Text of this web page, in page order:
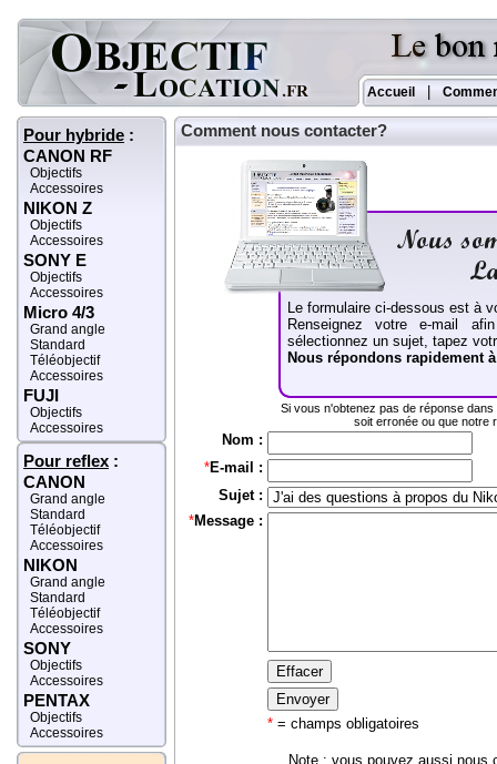
Accueil
Pour hybride :
CANON RF
Objectifs
Accessoires
NIKON Z
Objectifs
Accessoires
SONY E
Objectifs
Accessoires
Micro 4/3
Grand angle
Standard
Téléobjectif
Accessoires
FUJI
Objectifs
Accessoires
Pour reflex :
CANON
Grand angle
Standard
Téléobjectif
Accessoires
NIKON
Grand angle
Standard
Téléobjectif
Accessoires
SONY
Objectifs
Accessoires
PENTAX
Objectifs
Accessoires
Comment nous contacter?
Le formulaire ci-dessous est à
Renseignez votre e-mail
sélectionnez un sujet, tapez
Nous répondons rapidement
Si vous n'obtenez pas de réponse
soit erronée ou que notre
Nom :
*E-mail :
Sujet :
*Message :
* = champs obligatoires
Note : vous pouvez aussi nous